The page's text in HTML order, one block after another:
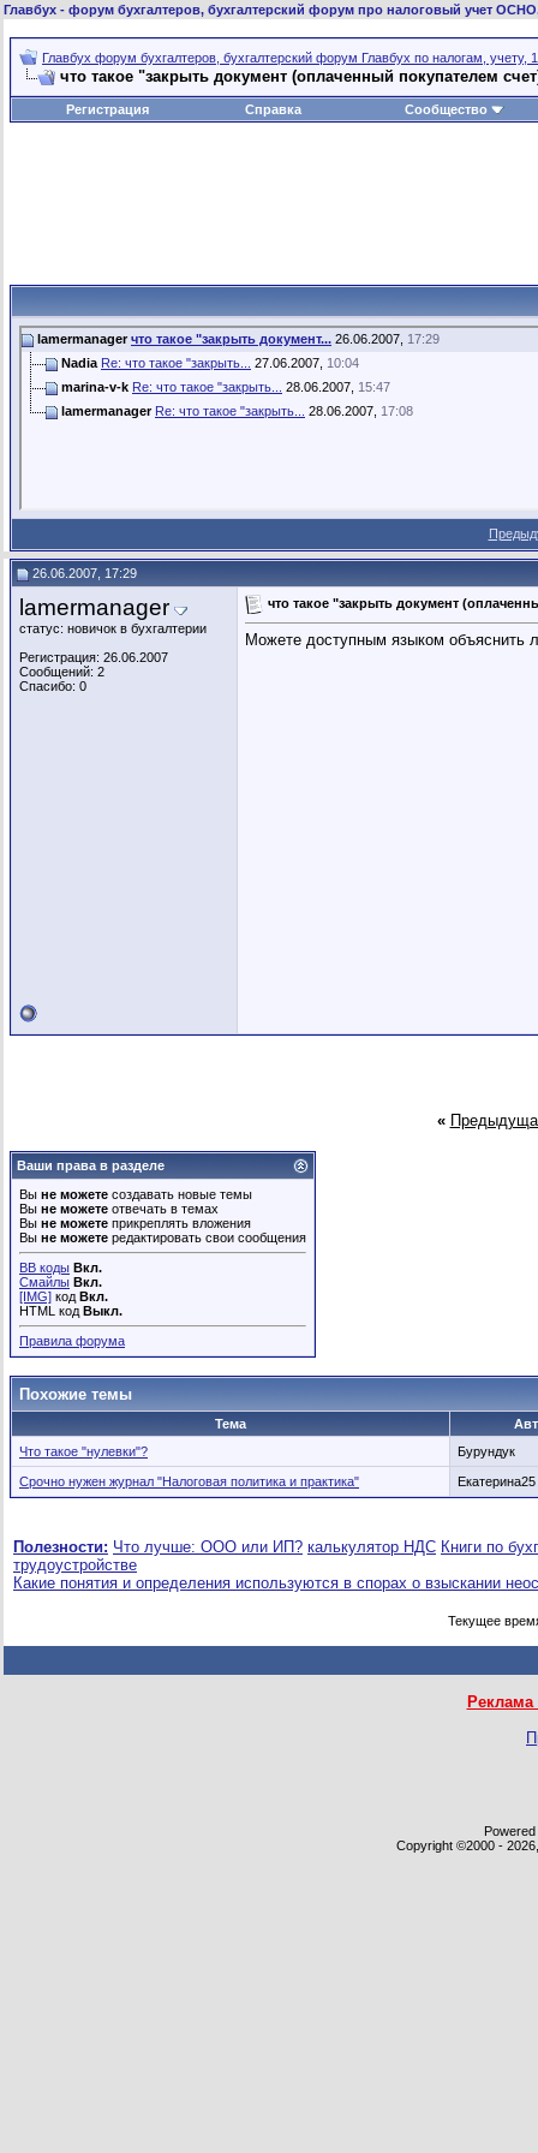
Главбух - форум бухгалтеров, бухгалтерский форум про налоговый учет
Главбух форум бухгалтеров, бухгалтерский форум Главбух по налогам, учету,
что такое "закрыть документ (оплаченный покупателем
Регистрация Справка Сообщество
lamermanager что такое "закрыть документ... 26.06.2007, 17:29
Nadia Re: что такое "закрыть... 27.06.2007, 10:04
marina-v-k Re: что такое "закрыть... 28.06.2007, 15:47
lamermanager Re: что такое "закрыть... 28.06.2007, 17:08
26.06.2007, 17:29
lamermanager
статус: новичок в бухгалтерии
Регистрация: 26.06.2007
Сообщений: 2
Спасибо: 0
что такое "закрыть документ
Можете доступным языком объяснить
«
Ваши права в разделе
Вы не можете создавать новые темы
Вы не можете отвечать в темах
Вы не можете прикреплять вложения
Вы не можете редактировать свои сообщения
BB коды Вкл.
Смайлы Вкл.
[IMG] код Вкл.
HTML код Выкл.
Правила форума
Похожие темы
Тема
Что такое "нулевки"?
Бурундук
Срочно нужен журнал "Налоговая политика и практика" Екатерина25
Полезности: Что лучше: ООО или ИП? калькулятор НДС Книги по
трудоустройстве
Какие понятия и определения используются в спорах о взыскании
Текущее
Copyright ©2000 -